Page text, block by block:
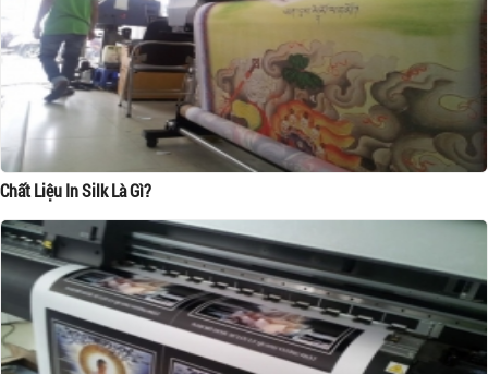
Chất Liệu In Silk Là Gì?